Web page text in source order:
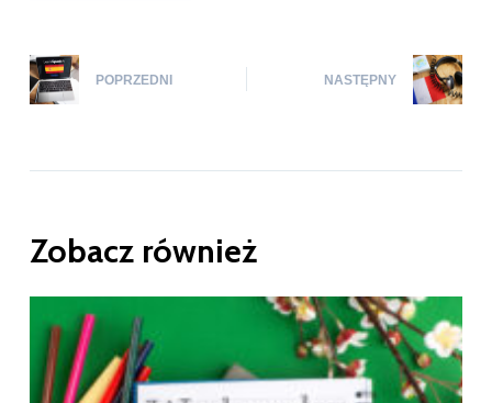
POPRZEDNI NASTĘPNY
Zobacz również